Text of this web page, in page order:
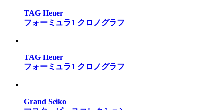
TAG Heuer
フォーミュラ1 クロノグラフ
TAG Heuer
フォーミュラ1 クロノグラフ
Grand Seiko